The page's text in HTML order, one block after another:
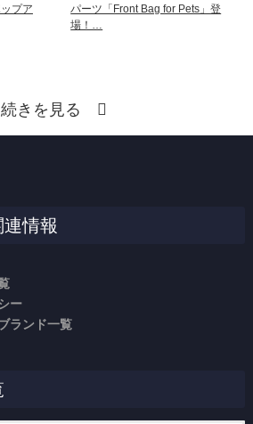
プア
パーツ「Front Bag for Pets」登
場！…
続きを見る
情報
ー
ランド一覧